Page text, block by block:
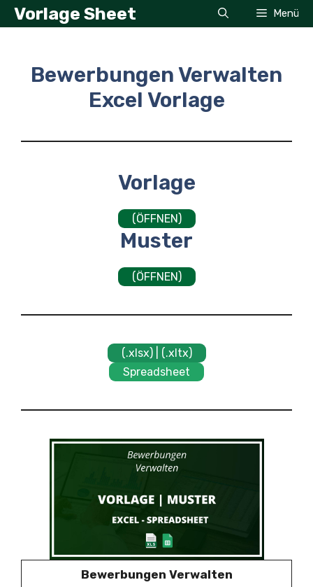
Zum
Inhalt
Vorlage Sheet Menü
Bewerbungen Verwalten
Excel Vorlage
Vorlage
(ÖFFNEN)
Muster
(ÖFFNEN)
(.xlsx) | (.xltx)
Spreadsheet
Bewerbungen Verwalten